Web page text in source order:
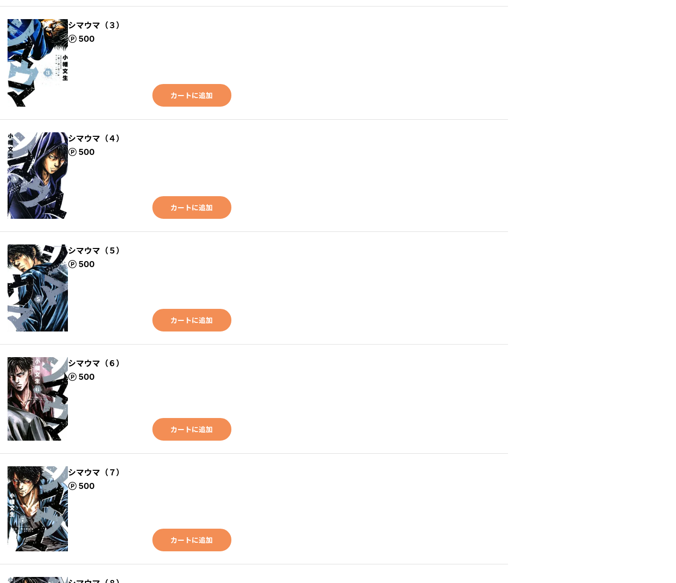
シマウマ（３）
500
ポイント
カートに追加
シマウマ（４）
500
ポイント
カートに追加
シマウマ（５）
500
ポイント
カートに追加
シマウマ（６）
500
ポイント
カートに追加
シマウマ（７）
500
ポイント
カートに追加